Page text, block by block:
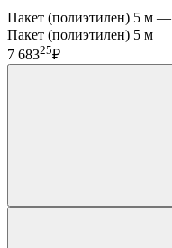
Пакет (полиэтилен) 5 м —
Пакет (полиэтилен) 5 м
7 68325₽